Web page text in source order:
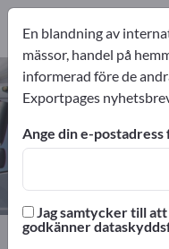
Tankfordon –
leverantörer
Exportpages Fordon
En blandning av
mässor, handel på
informerad före de
Exportpages
Ange din e-
Jag samtycker till
godkänner